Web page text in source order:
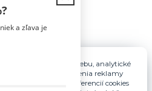
používania webu, analytické
aj na účely cielenia reklamy
vlastných preferencií cookies
?
a zľava je